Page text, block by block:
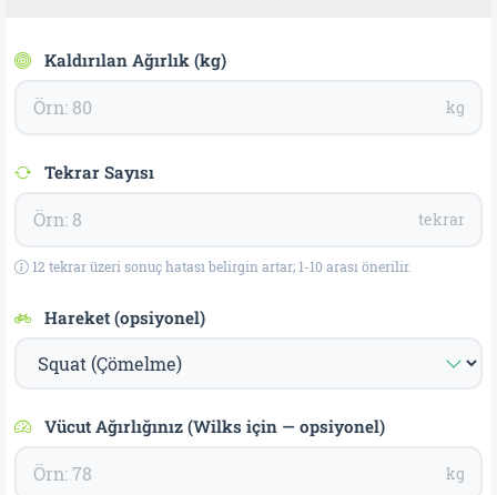
Kaldırılan Ağırlık (kg)
kg
Tekrar Sayısı
tekrar
12 tekrar üzeri sonuç hatası belirgin artar; 1-10 arası önerilir.
Hareket (opsiyonel)
Vücut Ağırlığınız (Wilks için — opsiyonel)
kg